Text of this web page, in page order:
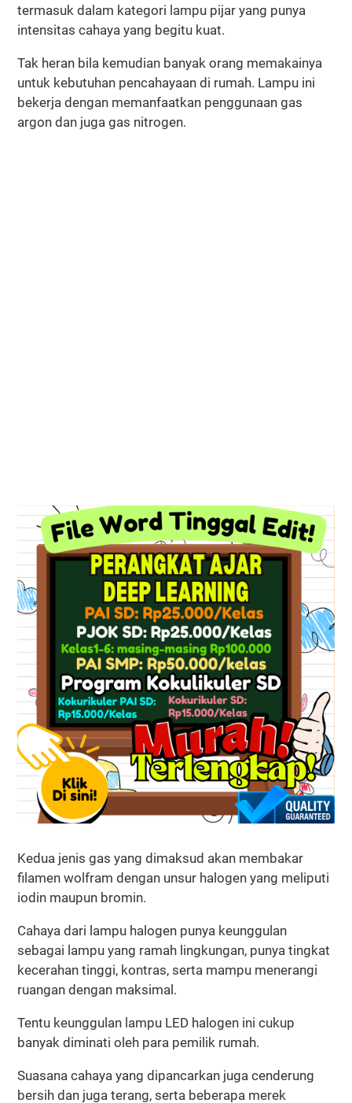
termasuk dalam kategori lampu pijar yang punya
intensitas cahaya yang begitu kuat.
Tak heran bila kemudian banyak orang memakainya
untuk kebutuhan pencahayaan di rumah. Lampu ini
bekerja dengan memanfaatkan penggunaan gas
argon dan juga gas nitrogen.
Kedua jenis gas yang dimaksud akan membakar
filamen wolfram dengan unsur halogen yang meliputi
iodin maupun bromin.
Cahaya dari lampu halogen punya keunggulan
sebagai lampu yang ramah lingkungan, punya tingkat
kecerahan tinggi, kontras, serta mampu menerangi
ruangan dengan maksimal.
Tentu keunggulan lampu LED halogen ini cukup
banyak diminati oleh para pemilik rumah.
Suasana cahaya yang dipancarkan juga cenderung
bersih dan juga terang, serta beberapa merek